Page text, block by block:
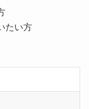
たい方